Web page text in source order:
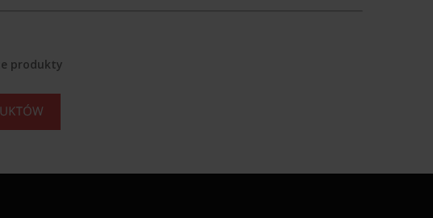
produkty